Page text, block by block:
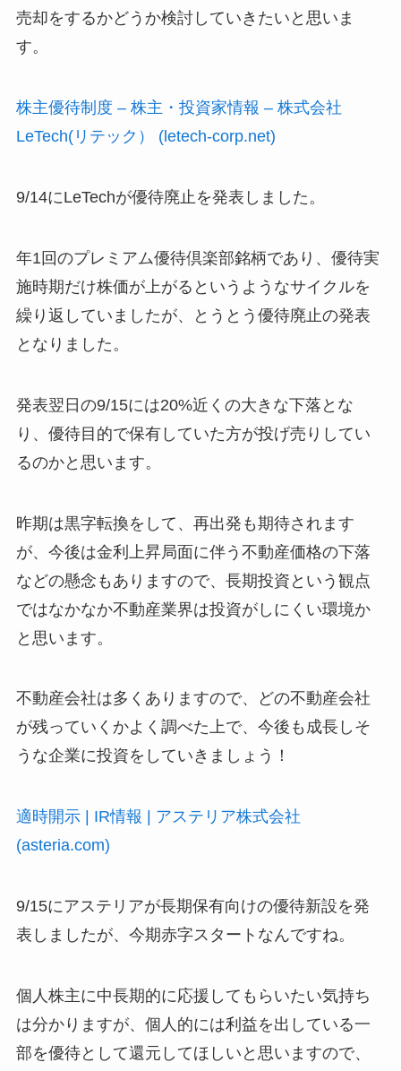
売却をするかどうか検討していきたいと思いま
す。
株主優待制度 – 株主・投資家情報 – 株式会社
LeTech(リテック） (letech-corp.net)
9/14にLeTechが優待廃止を発表しました。
年1回のプレミアム優待倶楽部銘柄であり、優待実
施時期だけ株価が上がるというようなサイクルを
繰り返していましたが、とうとう優待廃止の発表
となりました。
発表翌日の9/15には20%近くの大きな下落とな
り、優待目的で保有していた方が投げ売りしてい
るのかと思います。
昨期は黒字転換をして、再出発も期待されます
が、今後は金利上昇局面に伴う不動産価格の下落
などの懸念もありますので、長期投資という観点
ではなかなか不動産業界は投資がしにくい環境か
と思います。
不動産会社は多くありますので、どの不動産会社
が残っていくかよく調べた上で、今後も成長しそ
うな企業に投資をしていきましょう！
適時開示 | IR情報 | アステリア株式会社
(asteria.com)
9/15にアステリアが長期保有向けの優待新設を発
表しましたが、今期赤字スタートなんですね。
個人株主に中長期的に応援してもらいたい気持ち
は分かりますが、個人的には利益を出している一
部を優待として還元してほしいと思いますので、